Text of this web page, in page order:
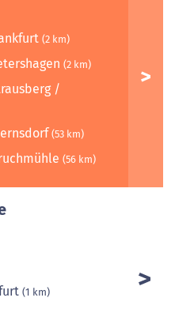
(2 km)
(2 km)
/
(53 km)
(56 km)
(1 km)